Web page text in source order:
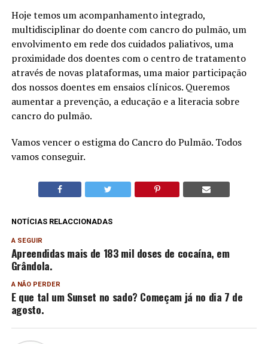
Hoje temos um acompanhamento integrado,
multidisciplinar do doente com cancro do pulmão, um
envolvimento em rede dos cuidados paliativos, uma
proximidade dos doentes com o centro de tratamento
através de novas plataformas, uma maior participação
dos nossos doentes em ensaios clínicos. Queremos
aumentar a prevenção, a educação e a literacia sobre
cancro do pulmão.
Vamos vencer o estigma do Cancro do Pulmão. Todos
vamos conseguir.
NOTÍCIAS RELACCIONADAS
A SEGUIR
Apreendidas mais de 183 mil doses de cocaína, em
Grândola.
A NÃO PERDER
E que tal um Sunset no sado? Começam já no dia 7 de
agosto.